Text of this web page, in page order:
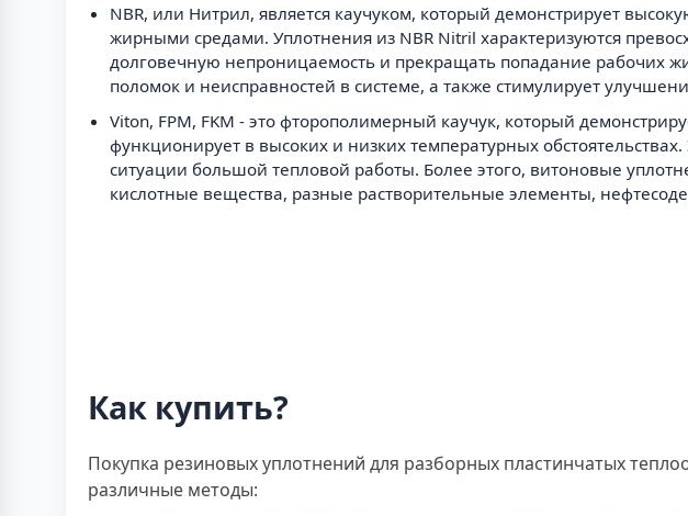
NBR, или Нитрил, является каучуком, который демонстрирует
жирными средами. Уплотнения из NBR Nitril характеризуются
долговечную непроницаемость и прекращать попадание рабочих
поломок и неисправностей в системе, а также стимулирует
Viton, FPM, FKM - это фторополимерный каучук, который
функционирует в высоких и низких температурных
ситуации большой тепловой работы. Более этого, витоновые
кислотные вещества, разные растворительные элементы,
Как купить?
Покупка резиновых уплотнений для разборных пластинчатых
различные методы: